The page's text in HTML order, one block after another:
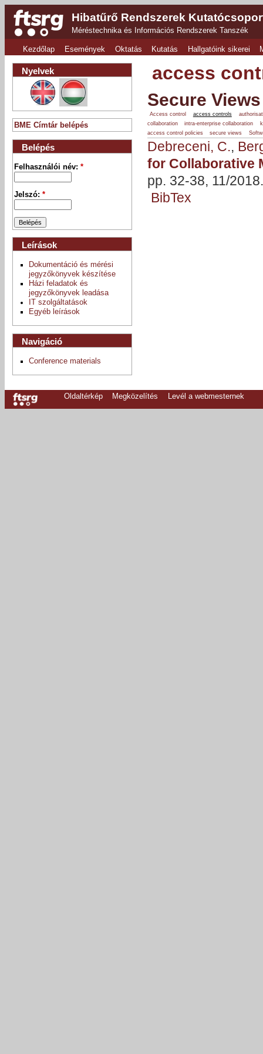
Hibatűrő Rendszerek
Méréstechnika és Információs Rendszerek Tanszék
Kezdőlap Események Oktatás Kutatás Hallgatóink sikerei
access
Secure
Access control access controls
collaboration
intra-enterprise collaboration
access control policies
secure views
Debreceni, C.,
for Collaborative
pp. 32-38, 11/2018.
BibTex
Nyelvek
BME Címtár belépés
Belépés
Felhasználói név:*
Jelszó:*
Leírások
Dokumentáció és mérési
jegyzőkönyvek készítése
Házi feladatok és
jegyzőkönyvek leadása
IT szolgáltatások
Egyéb leírások
Navigáció
Conference materials
Oldaltérkép Megközelítés Levél a webmesternek